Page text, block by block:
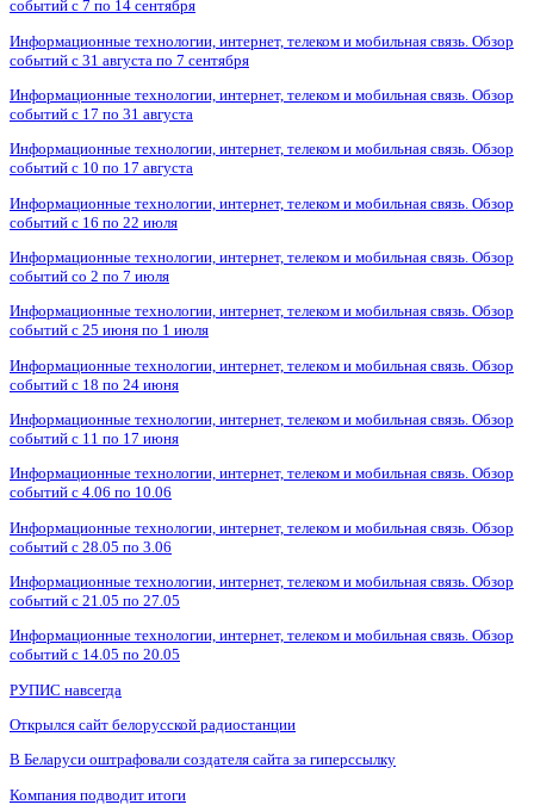
событий с 7 по 14 сентября
Информационные технологии, интернет, телеком и мобильная связь. Обзор
событий с 31 августа по 7 сентября
Информационные технологии, интернет, телеком и мобильная связь. Обзор
событий с 17 по 31 августа
Информационные технологии, интернет, телеком и мобильная связь. Обзор
событий с 10 по 17 августа
Информационные технологии, интернет, телеком и мобильная связь. Обзор
событий с 16 по 22 июля
Информационные технологии, интернет, телеком и мобильная связь. Обзор
событий со 2 по 7 июля
Информационные технологии, интернет, телеком и мобильная связь. Обзор
событий с 25 июня по 1 июля
Информационные технологии, интернет, телеком и мобильная связь. Обзор
событий с 18 по 24 июня
Информационные технологии, интернет, телеком и мобильная связь. Обзор
событий с 11 по 17 июня
Информационные технологии, интернет, телеком и мобильная связь. Обзор
событий с 4.06 по 10.06
Информационные технологии, интернет, телеком и мобильная связь. Обзор
событий с 28.05 по 3.06
Информационные технологии, интернет, телеком и мобильная связь. Обзор
событий с 21.05 по 27.05
Информационные технологии, интернет, телеком и мобильная связь. Обзор
событий с 14.05 по 20.05
РУПИС навсегда
Открылся сайт белорусской радиостанции
В Беларуси оштрафовали создателя сайта за гиперссылку
Компания подводит итоги